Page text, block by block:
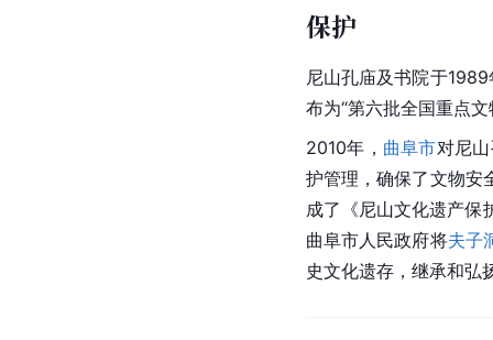
保护
尼山孔庙及书院于1989
布为“第六批全国重点
2010年， 曲阜市对尼山
护管理，确保了文物安
成了《尼山文化遗产保
曲阜市人民政府将夫子
史文化遗存，继承和弘